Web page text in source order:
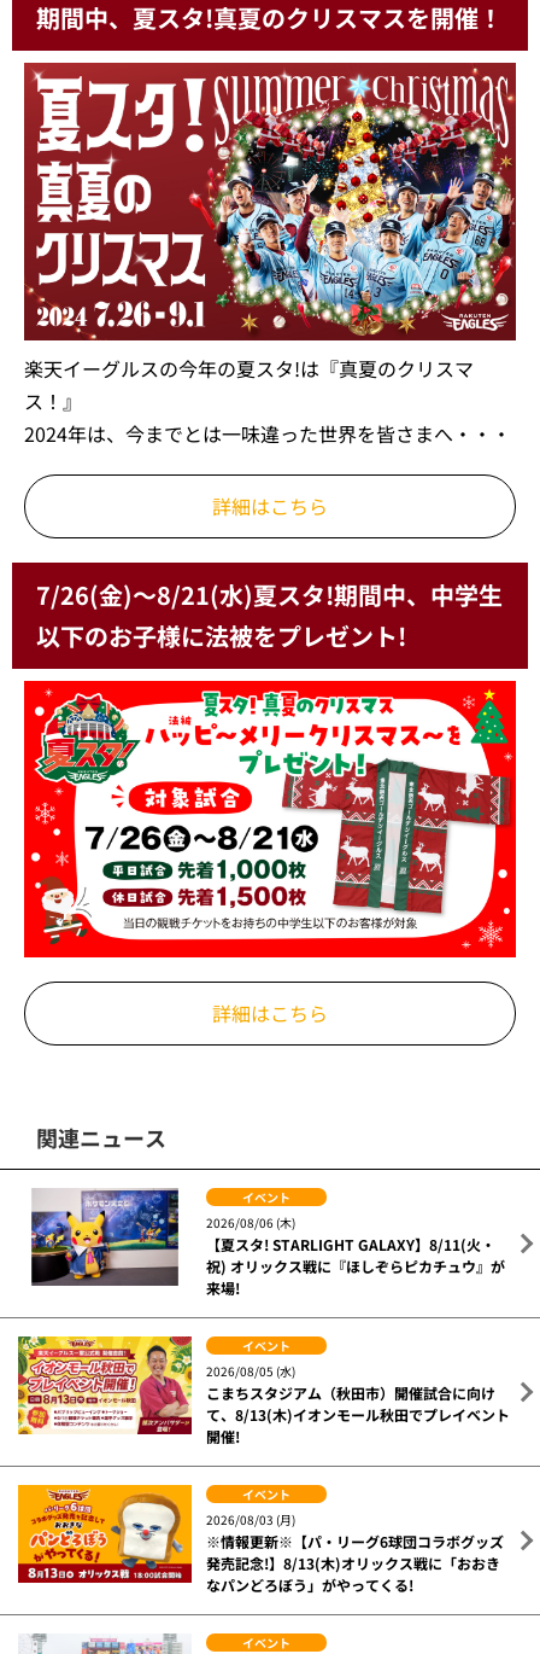
期間中、夏スタ!真夏のクリスマスを開催！
楽天イーグルスの今年の夏スタ!は『真夏のクリスマ
ス！』
2024年は、今までとは一味違った世界を皆さまへ・・・
詳細はこちら
7/26(金)～8/21(水)夏スタ!期間中、中学生
以下のお子様に法被をプレゼント!
詳細はこちら
関連ニュース
イベント
2026/08/06 (木)
【夏スタ! STARLIGHT GALAXY】8/11(火・
祝) オリックス戦に『ほしぞらピカチュウ』が
来場!
イベント
2026/08/05 (水)
こまちスタジアム（秋田市）開催試合に向け
て、8/13(木)イオンモール秋田でプレイベント
開催!
イベント
2026/08/03 (月)
※情報更新※【パ・リーグ6球団コラボグッズ
発売記念!】8/13(木)オリックス戦に「おおき
なパンどろぼう」がやってくる!
イベント